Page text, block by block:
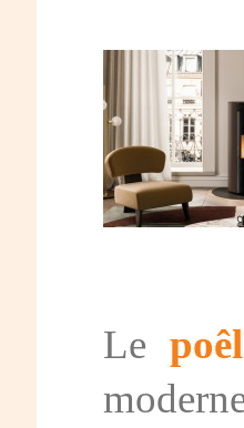
Le